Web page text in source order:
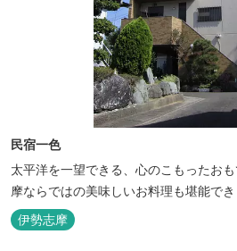
民宿一色
太平洋を一望できる、心のこもったお
摩ならではの美味しいお料理も堪能でき
伊勢志摩